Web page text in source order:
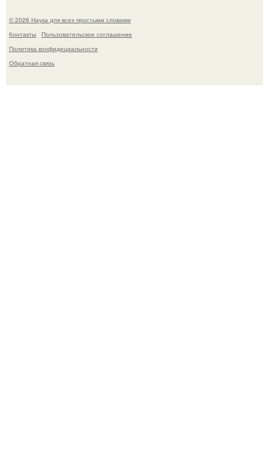
© 2026 Наука для всех простыми словами
Контакты
Пользовательское соглашение
Политика конфидециальности
Обратная связь